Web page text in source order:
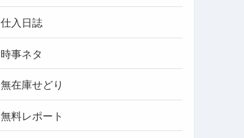
仕入日誌
時事ネタ
無在庫せどり
無料レポート